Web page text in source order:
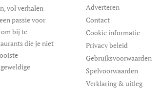
vol verhalen
passie voor
bij te
die je niet
Adverteren
Contact
Cookie informatie
Privacy beleid
Gebruiksvoorwaarden
Spelvoorwaarden
Verklaring & uitleg